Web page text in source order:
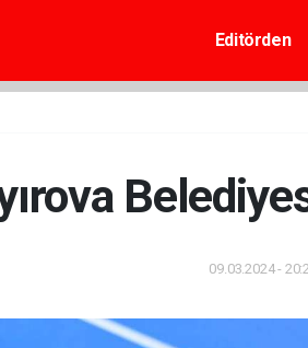
Editörden
09.03.2024 -